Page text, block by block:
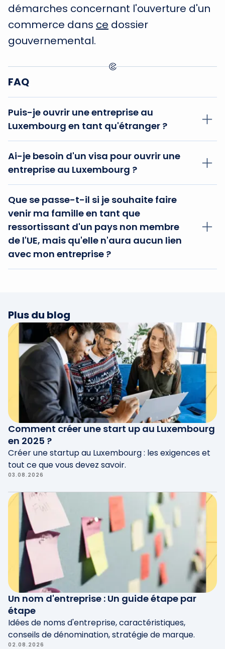
démarches concernant l'ouverture d'un
commerce dans ce dossier
gouvernemental.
FAQ
Puis-je ouvrir une entreprise au
Luxembourg en tant qu'étranger ?
remplir peuvent toutefois varier selon que
vous êtes un citoyen de l'UE ou un citoyen d'un
pays tiers.
Ai-je besoin d'un visa pour ouvrir une
entreprise au Luxembourg ?
pas citoyen de l'UE, vous aurez probablement
besoin d'un visa de travail pour entrer dans le
pays. Dans tous les cas, un permis de séjour
est nécessaire pour créer et maintenir une
entreprise au Luxembourg.
Que se passe-t-il si je souhaite faire
venir ma famille en tant que
ressortissant d'un pays non membre
de l'UE, mais qu'elle n'aura aucun lien
avec mon entreprise ?
famille. Pour en savoir plus,
Plus du blog
Comment créer une start up au Luxembourg
en 2025 ?
Créer une startup au Luxembourg : les exigences et
tout ce que vous devez savoir.
03.08.2026
Un nom d'entreprise : Un guide étape par
étape
Idées de noms d'entreprise, caractéristiques,
conseils de dénomination, stratégie de marque.
02.08.2026